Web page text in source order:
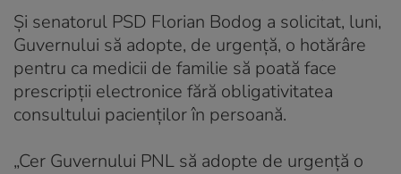
Şi senatorul PSD Florian Bodog a solicitat, luni,
Guvernului să adopte, de urgenţă, o hotărâre
pentru ca medicii de familie să poată face
prescripţii electronice fără obligativitatea
consultului pacienţilor în persoană.
„Cer Guvernului PNL să adopte de urgenţă o